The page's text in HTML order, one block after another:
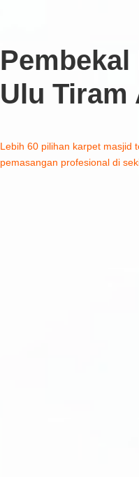
Pembekal
Ulu Tiram
Lebih 60 pilihan karpet masjid
pemasangan profesional di